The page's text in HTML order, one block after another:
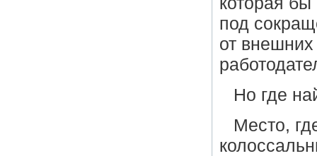
под
от
Но где
Место,